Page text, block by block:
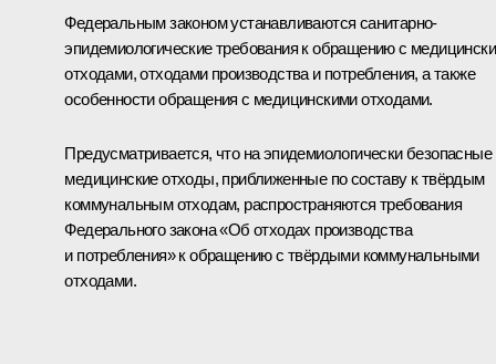
Федеральным законом устанавливаются санитарно-
эпидемиологические требования к обращению с
отходами, отходами производства и потребления, а также
особенности обращения с медицинскими отходами.
Предусматривается, что на эпидемиологически безопасные
медицинские отходы, приближенные по составу к твёрдым
коммунальным отходам, распространяются требования
Федерального закона «Об отходах производства
и потребления» к обращению с твёрдыми коммунальными
отходами.